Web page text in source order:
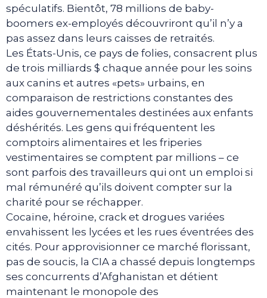
spéculatifs. Bientôt, 78 millions de baby-
boomers ex-employés découvriront qu’il n’y a
pas assez dans leurs caisses de retraités.
Les États-Unis, ce pays de folies, consacrent plus
de trois milliards $ chaque année pour les soins
aux canins et autres «pets» urbains, en
comparaison de restrictions constantes des
aides gouvernementales destinées aux enfants
déshérités. Les gens qui fréquentent les
comptoirs alimentaires et les friperies
vestimentaires se comptent par millions – ce
sont parfois des travailleurs qui ont un emploi si
mal rémunéré qu’ils doivent compter sur la
charité pour se réchapper.
Cocaïne, héroïne, crack et drogues variées
envahissent les lycées et les rues éventrées des
cités. Pour approvisionner ce marché florissant,
pas de soucis, la CIA a chassé depuis longtemps
ses concurrents d’Afghanistan et détient
maintenant le monopole des